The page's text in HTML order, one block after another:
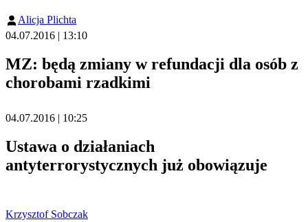
Alicja Plichta
04.07.2016 | 13:10
MZ: będą zmiany w refundacji dla osób z
chorobami rzadkimi
04.07.2016 | 10:25
Ustawa o działaniach
antyterrorystycznych już obowiązuje
Krzysztof Sobczak